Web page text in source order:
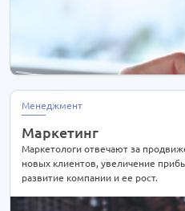
Менеджмент
Маркетинг
Маркетологи отвечают за
новых клиентов, увеличение
развитие компании и ее рост.